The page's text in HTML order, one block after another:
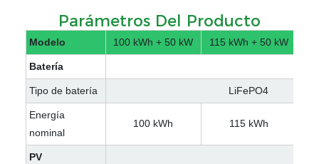
Parámetros Del Producto
Modelo 100 kWh + 50 kW 115 kWh + 50 kW
Batería
Tipo de batería LiFePO4
Energía
nominal
100 kWh 115 kWh
PV